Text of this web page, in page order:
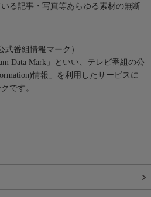
る記事・写真等あらゆる素材の無断
式番組情報マーク）
Data Mark」といい、テレビ番組の公
情報」を利用したサービスに
です。